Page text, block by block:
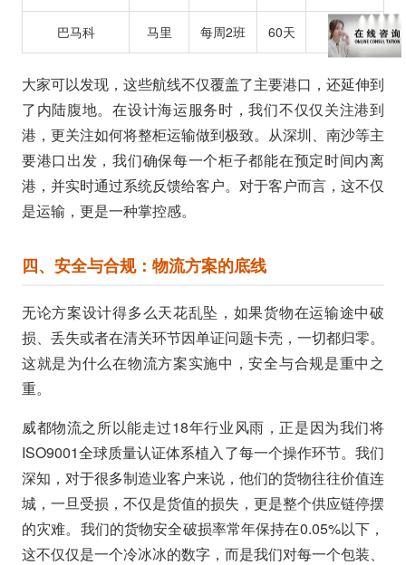
巴马科 马里 每周2班 60天 500吨
大家可以发现，这些航线不仅覆盖了主要港口，还延伸到
了内陆腹地。在设计海运服务时，我们不仅仅关注港到
港，更关注如何将整柜运输做到极致。从深圳、南沙等主
要港口出发，我们确保每一个柜子都能在预定时间内离
港，并实时通过系统反馈给客户。对于客户而言，这不仅
是运输，更是一种掌控感。
四、安全与合规：物流方案的底线
无论方案设计得多么天花乱坠，如果货物在运输途中破
损、丢失或者在清关环节因单证问题卡壳，一切都归零。
这就是为什么在物流方案实施中，安全与合规是重中之
重。
威都物流之所以能走过18年行业风雨，正是因为我们将
ISO9001全球质量认证体系植入了每一个操作环节。我们
深知，对于很多制造业客户来说，他们的货物往往价值连
城，一旦受损，不仅是货值的损失，更是整个供应链停摆
的灾难。我们的货物安全破损率常年保持在0.05%以下，
这不仅仅是一个冷冰冰的数字，而是我们对每一个包装、